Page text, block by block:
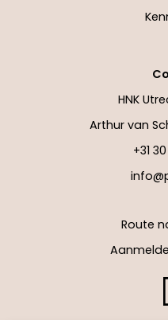
HNK
Arthur van
+31
Route